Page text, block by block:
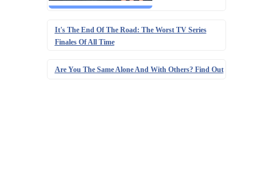
It's The End Of The Road: The Worst TV Series
Finales Of All Time
Are You The Same Alone And With Others? Find Out